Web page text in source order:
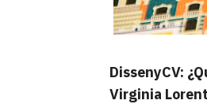
DissenyCV:
Virginia